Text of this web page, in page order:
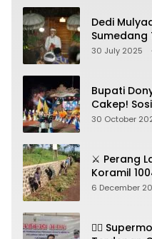
Dedi
Gadungan
30 July 2025
Bupati
Cakep!
Seni
30 October
⚔️ Perang
Koramil
Bersihkan
6 December
🦸‍♀️